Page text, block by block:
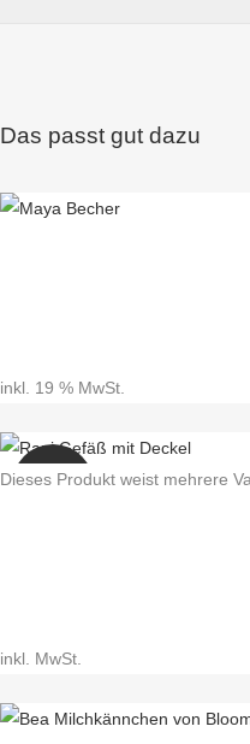
Das passt gut dazu
inkl. 19 % MwSt.
SALE
Dieses Produkt weist mehrere
inkl. MwSt.